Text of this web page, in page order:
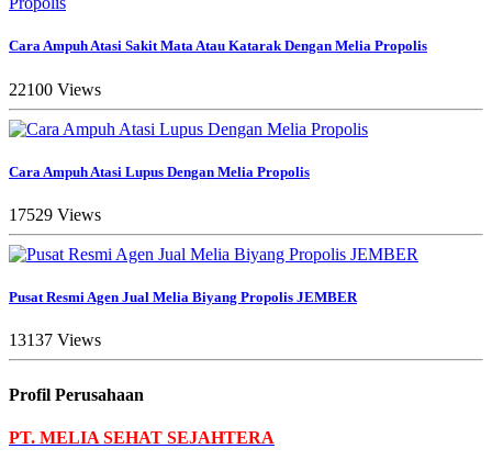
Cara Ampuh Atasi Sakit Mata Atau Katarak Dengan Melia Propolis
22100 Views
Cara Ampuh Atasi Lupus Dengan Melia Propolis
17529 Views
Pusat Resmi Agen Jual Melia Biyang Propolis JEMBER
13137 Views
Profil Perusahaan
PT. MELIA SEHAT SEJAHTERA